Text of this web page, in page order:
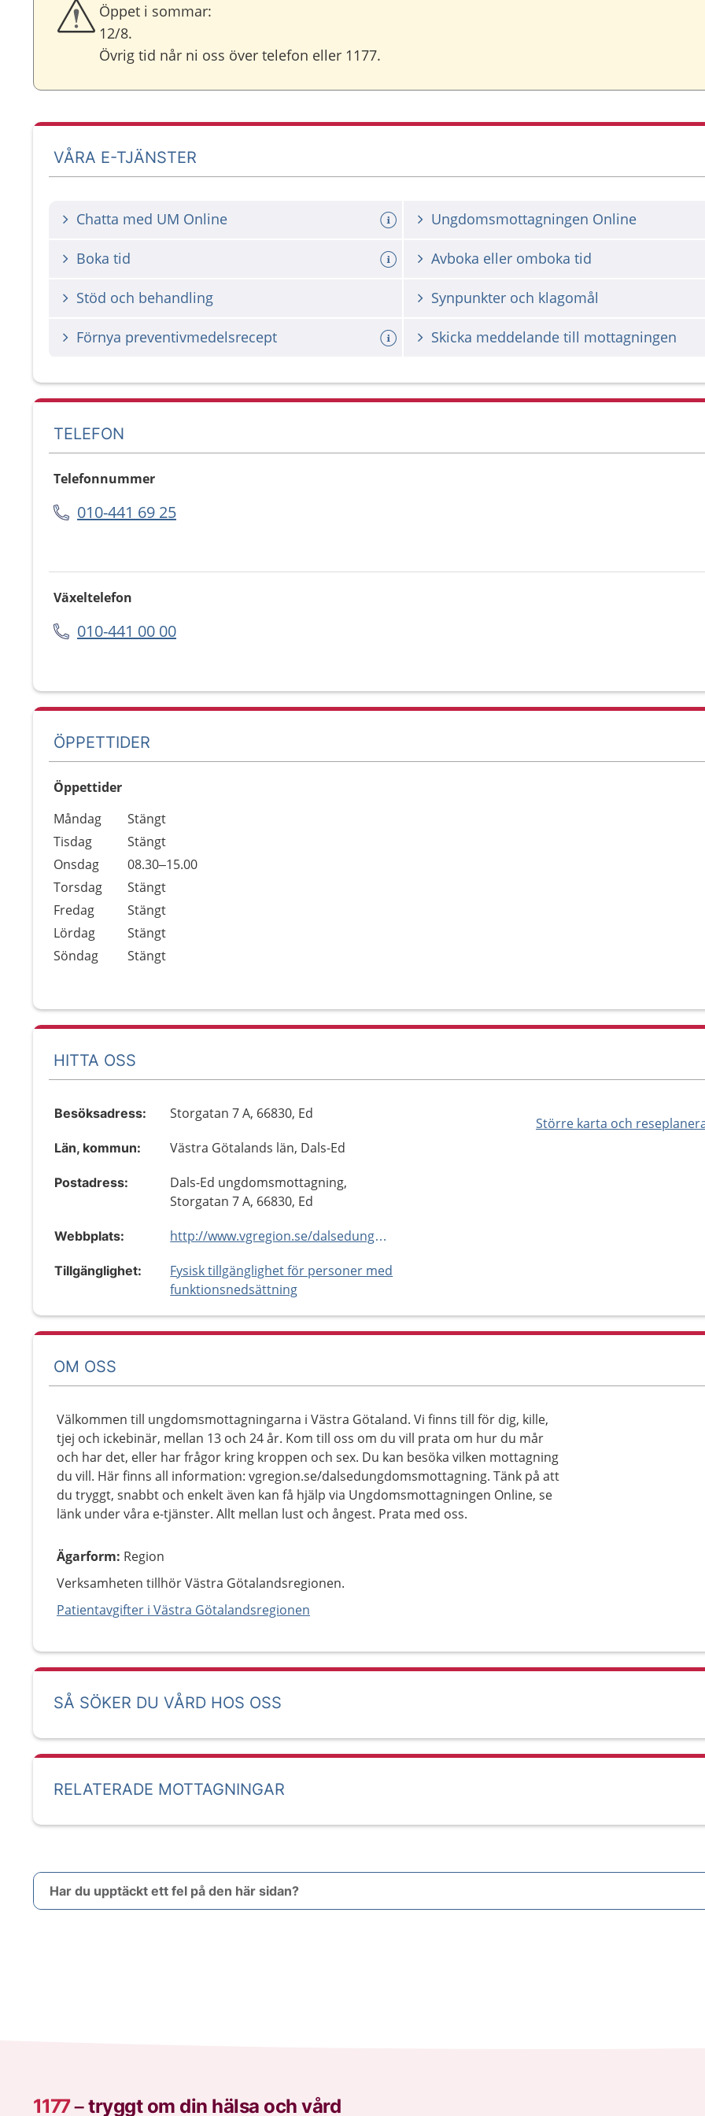
Öppet i sommar:
12/8.
Övrig tid når ni oss över telefon eller 1177.
VÅRA E-TJÄNSTER
Chatta med UM Online Ungdomsmottagningen Online
Boka tid Avboka eller omboka tid
Stöd och behandling Synpunkter och klagomål
Förnya preventivmedelsrecept Skicka meddelande till mottagningen
TELEFON
Telefonnummer
010-441 69 25
Växeltelefon
010-441 00 00
ÖPPETTIDER
Öppettider
Dag
Öppettider
Kommentarer
Måndag
Stängt
Tisdag
Stängt
Onsdag
08.30–15.00
Torsdag
Stängt
Fredag
Stängt
Lördag
Stängt
Söndag
Stängt
HITTA OSS
Större karta och
Besöksadress: Storgatan 7 A, 66830, Ed
Län, kommun: Västra Götalands län, Dals-Ed
Postadress:
Dals-Ed ungdomsmottagning,
Storgatan 7 A, 66830, Ed
Webbplats: http://www.vgregion.se/dalsedungdomsmottagning
Tillgänglighet:
Fysisk tillgänglighet för personer med
funktionsnedsättning
OM OSS
Välkommen till ungdomsmottagningarna i Västra Götaland. Vi finns till för dig, kille,
tjej och ickebinär, mellan 13 och 24 år. Kom till oss om du vill prata om hur du mår
och har det, eller har frågor kring kroppen och sex. Du kan besöka vilken mottagning
du vill. Här finns all information: vgregion.se/dalsedungdomsmottagning. Tänk på att
du tryggt, snabbt och enkelt även kan få hjälp via Ungdomsmottagningen Online, se
länk under våra e-tjänster. Allt mellan lust och ångest. Prata med oss.
Ägarform: Region
Verksamheten tillhör Västra Götalandsregionen.
Patientavgifter i Västra Götalandsregionen
SÅ SÖKER DU VÅRD HOS OSS
RELATERADE MOTTAGNINGAR
Har du upptäckt ett fel på den här sidan?
1177–tryggt om din hälsa och vård